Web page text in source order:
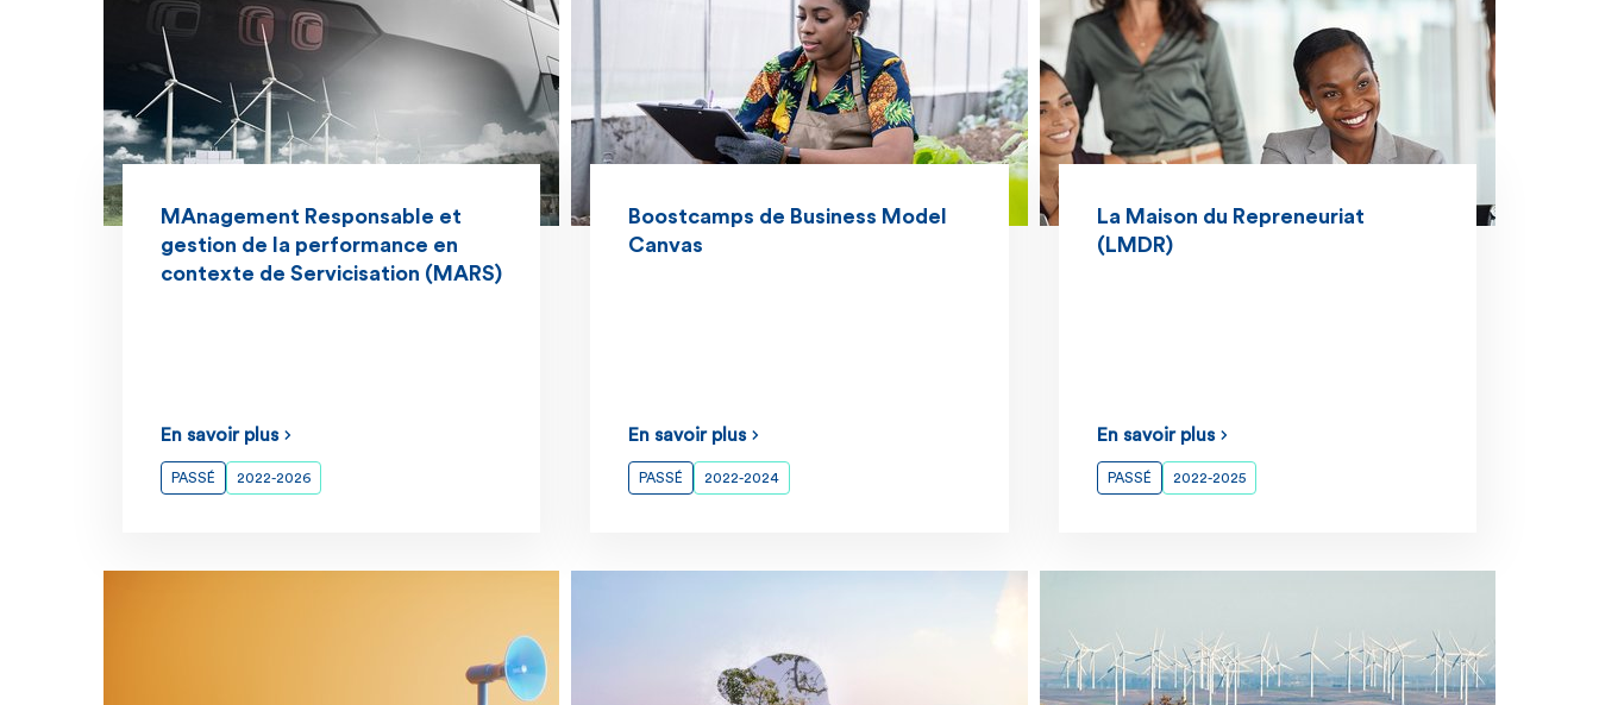
MAnagement Responsable et
gestion de la performance en
contexte de Servicisation (MARS)
En savoir plus
PASSÉ 2022-2026
Boostcamps de Business Model
Canvas
En savoir plus
PASSÉ 2022-2024
La Maison du Repreneuriat
(LMDR)
En savoir plus
PASSÉ 2022-2025